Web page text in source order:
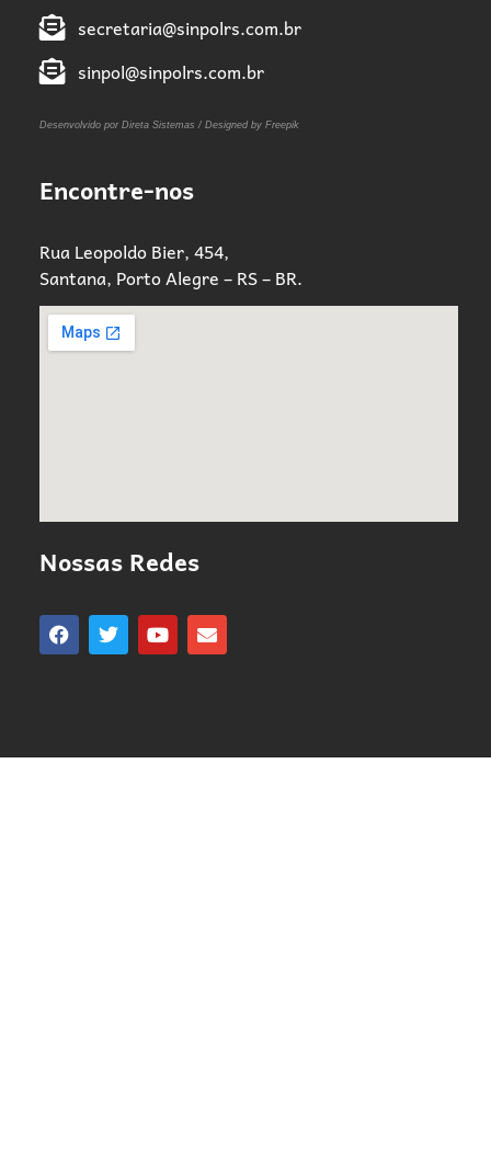
secretaria@sinpolrs.com.br
sinpol@sinpolrs.com.br
Desenvolvido por Direta Sistemas / Designed by Freepik
Encontre-nos
Rua Leopoldo Bier, 454,
Santana, Porto Alegre – RS – BR.
Nossas Redes